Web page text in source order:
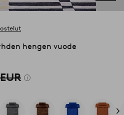
hengen vuode